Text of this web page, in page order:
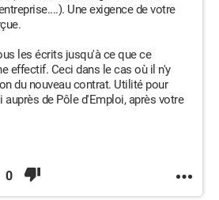
Une exigence de votre
les écrits jusqu'à ce que ce
effectif. Ceci dans le cas où il n'y
du nouveau contrat. Utilité pour
auprès de Pôle d'Emploi, après votre
0